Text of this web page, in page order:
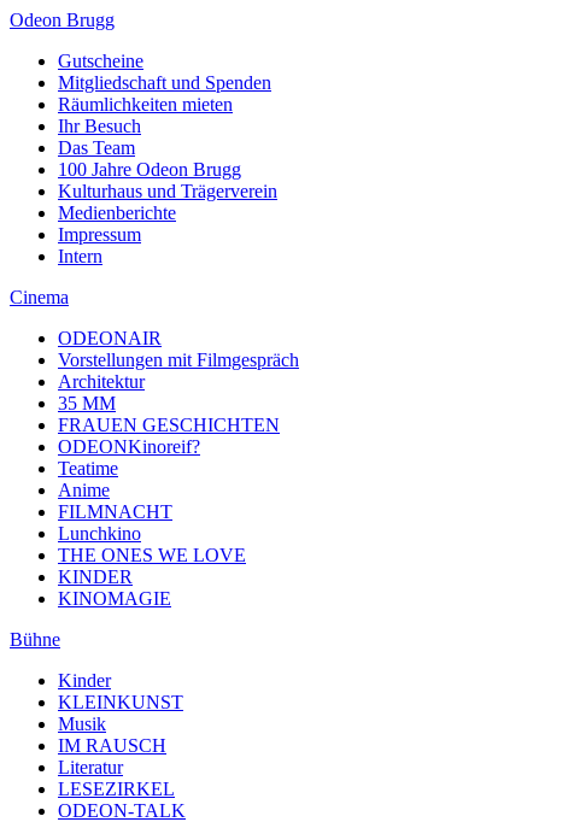
Odeon Brugg
Gutscheine
Mitgliedschaft und Spenden
Räumlichkeiten mieten
Ihr Besuch
Das Team
100 Jahre Odeon Brugg
Kulturhaus und Trägerverein
Medienberichte
Impressum
Intern
Cinema
ODEONAIR
Vorstellungen mit Filmgespräch
Architektur
35 MM
FRAUEN GESCHICHTEN
ODEONKinoreif?
Teatime
Anime
FILMNACHT
Lunchkino
THE ONES WE LOVE
KINDER
KINOMAGIE
Bühne
Kinder
KLEINKUNST
Musik
IM RAUSCH
Literatur
LESEZIRKEL
ODEON-TALK